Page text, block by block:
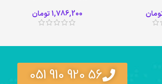
1,786,200تومان
56 920 910 051